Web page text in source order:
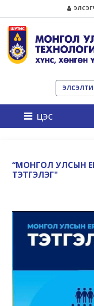
цэс
“МОНГОЛ УЛСЫН
ТЭТГЭЛЭГ"